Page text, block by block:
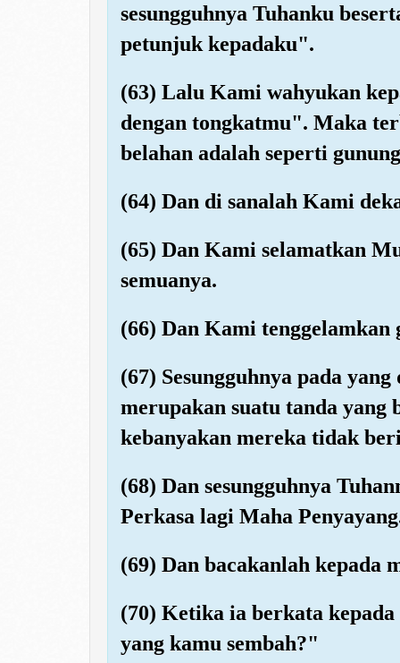
sesungguhnya Tuhanku
petunjuk kepadaku".
(63) Lalu Kami wahyukan
dengan tongkatmu". Maka
belahan adalah seperti
(64) Dan di sanalah Kami
(65) Dan Kami selamatkan
semuanya.
(66) Dan Kami tenggelamkan
(67) Sesungguhnya pada
merupakan suatu tanda
kebanyakan mereka tidak
(68) Dan sesungguhnya
Perkasa lagi Maha
(69) Dan bacakanlah kepada
(70) Ketika ia berkata
yang kamu sembah?"